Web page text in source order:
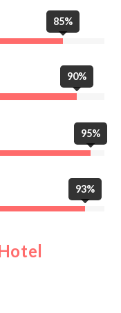
85%
90%
95%
93%